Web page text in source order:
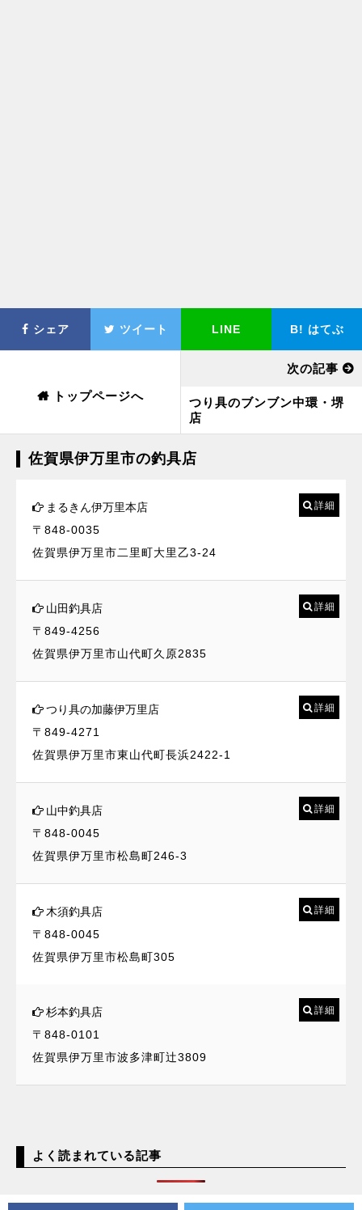
シェア ツイート LINE B! はてぶ
トップページへ
次の記事
つり具のブンブン中環・堺
店
佐賀県伊万里市の釣具店
まるきん伊万里本店
〒848-0035
佐賀県伊万里市二里町大里乙3-24
詳細
山田釣具店
〒849-4256
佐賀県伊万里市山代町久原2835
詳細
つり具の加藤伊万里店
〒849-4271
佐賀県伊万里市東山代町長浜2422-1
詳細
山中釣具店
〒848-0045
佐賀県伊万里市松島町246-3
詳細
木須釣具店
〒848-0045
佐賀県伊万里市松島町305
詳細
杉本釣具店
〒848-0101
佐賀県伊万里市波多津町辻3809
詳細
よく読まれている記事